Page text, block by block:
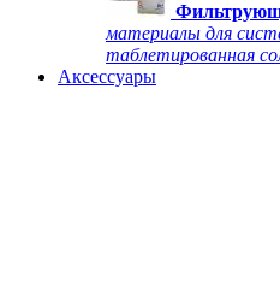
материалы для
таблетированная
Аксессуары